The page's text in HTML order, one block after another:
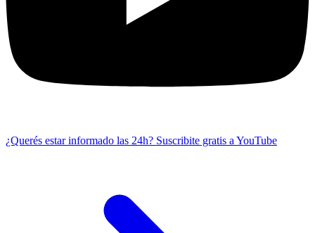
¿Querés estar informado las 24h? Suscribite gratis a YouTube